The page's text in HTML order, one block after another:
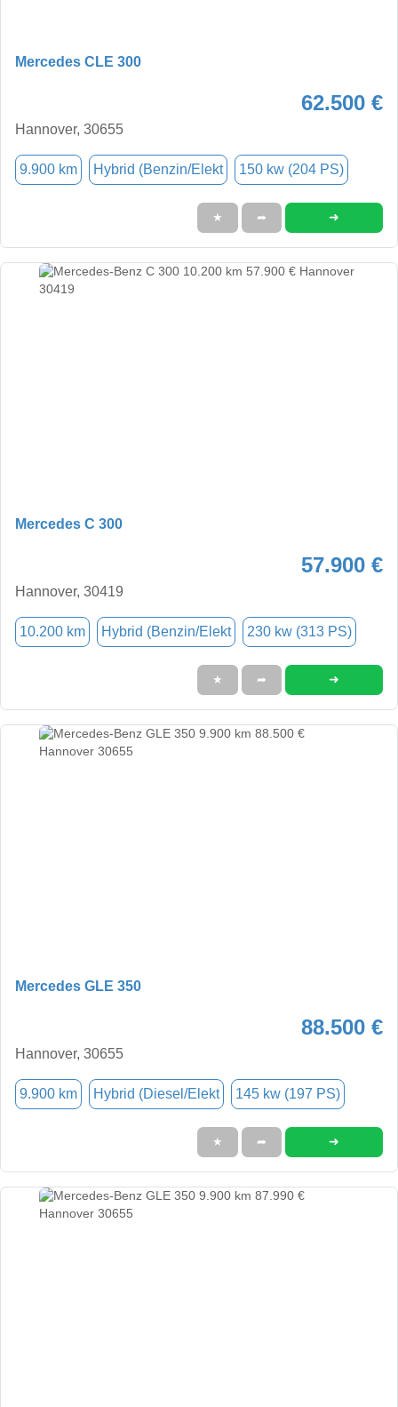
Mercedes CLE 300
62.500 €
Hannover, 30655
9.900 km Hybrid (Benzin/Elekt 150 kw (204 PS)
★ ➦ ➜
Mercedes C 300
57.900 €
Hannover, 30419
10.200 km Hybrid (Benzin/Elekt 230 kw (313 PS)
★ ➦ ➜
Mercedes GLE 350
88.500 €
Hannover, 30655
9.900 km Hybrid (Diesel/Elekt 145 kw (197 PS)
★ ➦ ➜